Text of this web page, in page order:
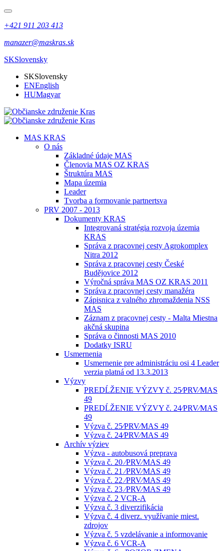
+421 911 203 413
manazer@maskras.sk
SKSlovensky
SKSlovensky
ENEnglish
HUMagyar
MAS KRAS
O nás
Základné údaje MAS
Členovia MAS OZ KRAS
Štruktúra MAS
Mapa územia
Leader
Tvorba a formovanie partnertsva
PRV 2007 - 2013
Dokumenty KRAS
Integrovaná stratégia rozvoja územia
KRAS
Správa z pracovnej cesty Agrokomplex
Nitra 2012
Správa z pracovnej cesty České
Budějovice 2012
Výročná správa MAS OZ KRAS 2011
Správa z pracovnej cesty manažéra
Zápisnica z valného zhromaždenia NSS
MAS
Záznam z pracovnej cesty - Malta Miestna
akčná skupina
Správa o činnosti MAS 2010
Dodatky ISRU
Usmernenia
Usmernenie pre administráciu osi 4 Leader
verzia platná od 13.3.2013
Výzvy
PREDĹŽENIE VÝZVY č. 25⁄PRV⁄MAS
49
PREDĹŽENIE VÝZVY č. 24⁄PRV⁄MAS
49
Výzva č. 25⁄PRV⁄MAS 49
Výzva č. 24⁄PRV⁄MAS 49
Archív výziev
Výzva - autobusová preprava
Výzva č. 20 ⁄PRV⁄MAS 49
Výzva č. 21 ⁄PRV⁄MAS 49
Výzva č. 22 ⁄PRV⁄MAS 49
Výzva č. 23 ⁄PRV⁄MAS 49
Výzva č. 2 VCR-A
Výzva č. 3 diverzifikácia
Výzva č. 4 diverz. využívanie miest.
zdrojov
Výzva č. 5 vzdelávanie a informovanie
Výzva č. 6 VCR-A